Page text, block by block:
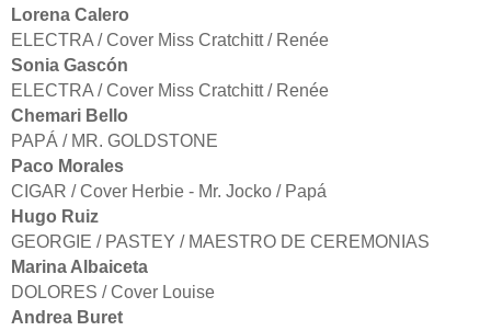
Lorena Calero
ELECTRA / Cover Miss Cratchitt / Renée
Sonia Gascón
ELECTRA / Cover Miss Cratchitt / Renée
Chemari Bello
PAPÁ / MR. GOLDSTONE
Paco Morales
CIGAR / Cover Herbie - Mr. Jocko / Papá
Hugo Ruiz
GEORGIE / PASTEY / MAESTRO DE CEREMONIAS
Marina Albaiceta
DOLORES / Cover Louise
Andrea Buret